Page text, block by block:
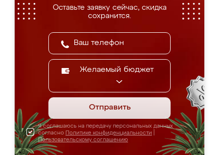
Оставьте заявку сейчас, скидка
сохранится.
Желаемый бюджет
Отправить
Я соглашаюсь на передачу персональных данных
согласно Политике конфиденциальности
Пользовательскому соглашению